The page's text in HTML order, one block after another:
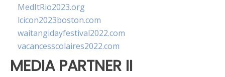
MedItRio2023.org
lcicon2023boston.com
waitangidayfestival2022.com
vacancesscolaires2022.com
MEDIA PARTNER II